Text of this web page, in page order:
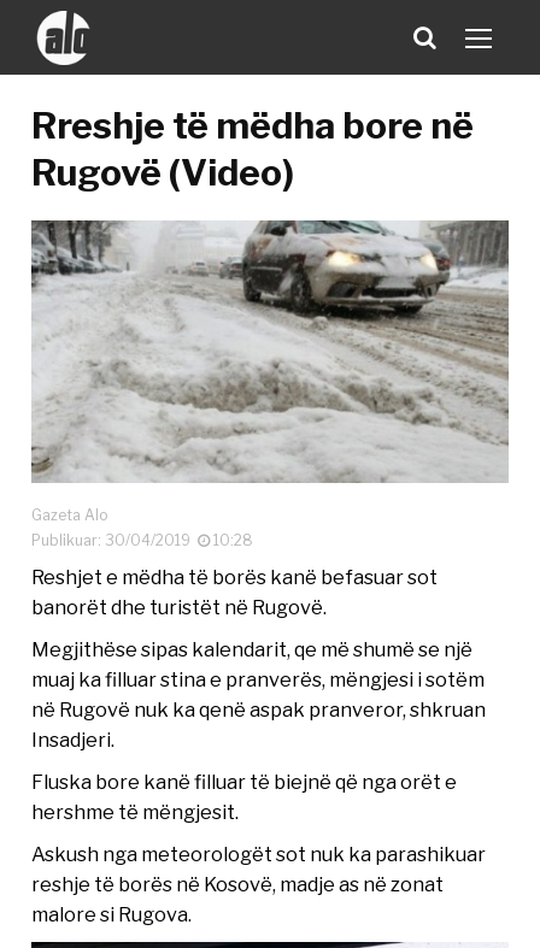
Rreshje të mëdha bore në
Rugovë (Video)
Gazeta Alo
Publikuar: 30/04/2019
10:28
Reshjet e mëdha të borës kanë befasuar sot
banorët dhe turistët në Rugovë.
Megjithëse sipas kalendarit, qe më shumë se një
muaj ka filluar stina e pranverës, mëngjesi i sotëm
në Rugovë nuk ka qenë aspak pranveror, shkruan
Insadjeri.
Fluska bore kanë filluar të biejnë që nga orët e
hershme të mëngjesit.
Askush nga meteorologët sot nuk ka parashikuar
reshje të borës në Kosovë, madje as në zonat
malore si Rugova.